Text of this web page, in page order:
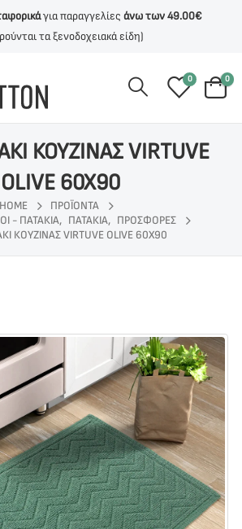
για παραγγελίες άνω των 49.00€
τα ξενοδοχειακά είδη)
0 0
ΚΟΥΖΙΝΑΣ VIRTUVE
OLIVE 60X90
HOME
ΠΡΟΪΌΝΤΑ
- ΠΑΤΑΚΙΑ, ΠΑΤΆΚΙΑ, ΠΡΟΣΦΟΡΕΣ
ΚΟΥΖΙΝΑΣ VIRTUVE OLIVE 60X90